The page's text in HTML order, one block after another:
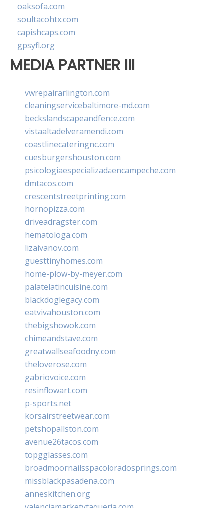
oaksofa.com
soultacohtx.com
capishcaps.com
gpsyfl.org
MEDIA PARTNER III
vwrepairarlington.com
cleaningservicebaltimore-md.com
beckslandscapeandfence.com
vistaaltadelveramendi.com
coastlinecateringnc.com
cuesburgershouston.com
psicologiaespecializadaencampeche.com
dmtacos.com
crescentstreetprinting.com
hornopizza.com
driveadragster.com
hematologa.com
lizaivanov.com
guesttinyhomes.com
home-plow-by-meyer.com
palatelatincuisine.com
blackdoglegacy.com
eatvivahouston.com
thebigshowok.com
chimeandstave.com
greatwallseafoodny.com
theloverose.com
gabriovoice.com
resinflowart.com
p-sports.net
korsairstreetwear.com
petshopallston.com
avenue26tacos.com
topgglasses.com
broadmoornailsspacoloradosprings.com
missblackpasadena.com
anneskitchen.org